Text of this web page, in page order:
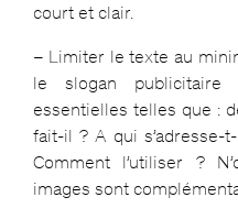
court et clair.
– Limiter le texte au
le slogan publicitaire
essentielles telles que :
fait-il ? A qui s’adresse-
Comment l’utiliser ?
images sont